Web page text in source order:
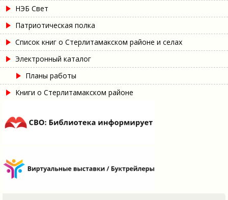
НЭБ Свет
Патриотическая полка
Список книг о Стерлитамакском районе и селах
Электронный каталог
Планы работы
Книги о Стерлитамакском районе